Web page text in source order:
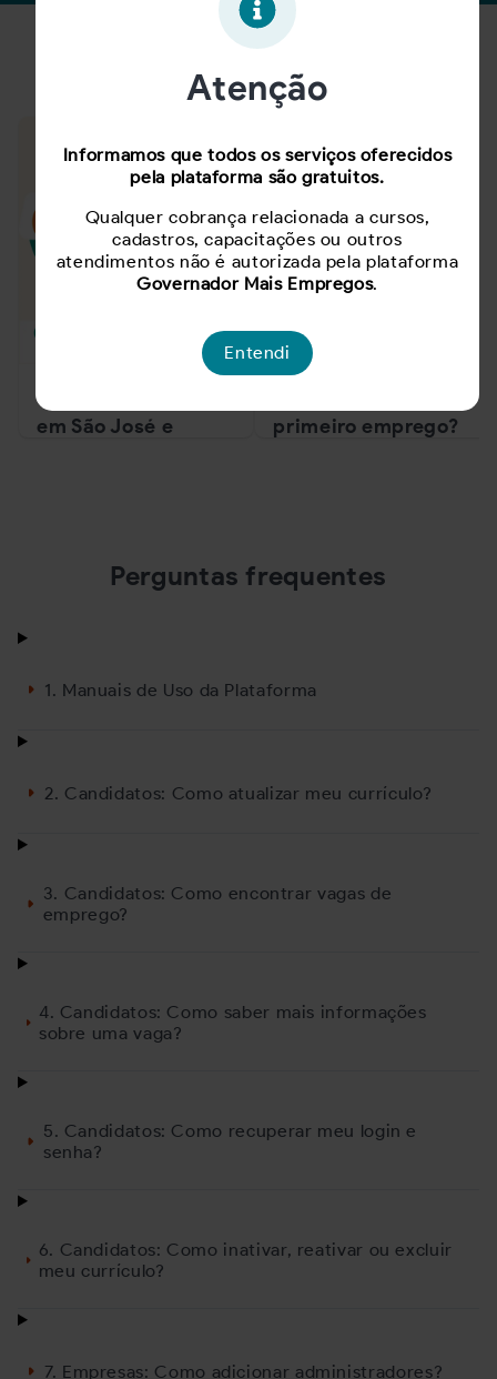
Feirão de Empregos
em São José e
primeiro emprego?
Perguntas frequentes
1. Manuais de Uso da Plataforma
2. Candidatos: Como atualizar meu currículo?
3. Candidatos: Como encontrar vagas de
emprego?
4. Candidatos: Como saber mais informações
sobre uma vaga?
5. Candidatos: Como recuperar meu login e
senha?
6. Candidatos: Como inativar, reativar ou excluir
meu currículo?
7. Empresas: Como adicionar administradores?
Atenção
Informamos que todos os serviços oferecidos
pela plataforma são gratuitos.
Qualquer cobrança relacionada a cursos,
cadastros, capacitações ou outros
atendimentos não é autorizada pela plataforma
Governador Mais Empregos.
Entendi